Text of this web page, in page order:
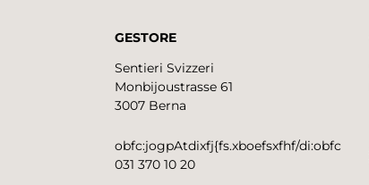
GESTORE
Sentieri Svizzeri
Monbijoustrasse 61
3007 Berna
obfc:jogpAtdixfj{fs.xboefsxfhf/di:obfc
031 370 10 20